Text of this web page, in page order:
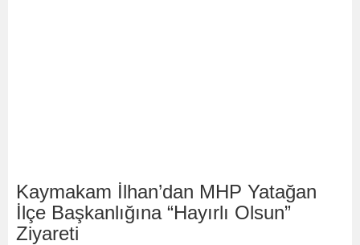
Kaymakam İlhan’dan MHP Yatağan
İlçe Başkanlığına “Hayırlı Olsun”
Ziyareti